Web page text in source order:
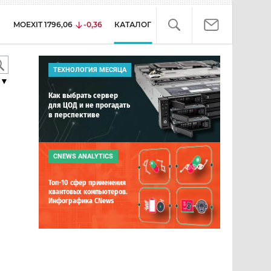
MOEXIT 1796,06 -0,36 КАТАЛОГ
ТЕХНОЛОГИЯ МЕСЯЦА
Как выбрать сервер
для ЦОД и не прогадать
в перспективе
CNEWS ANALYTICS
Топ-10 сфер применения
квантовых компьютеров.
Инфографика CNews